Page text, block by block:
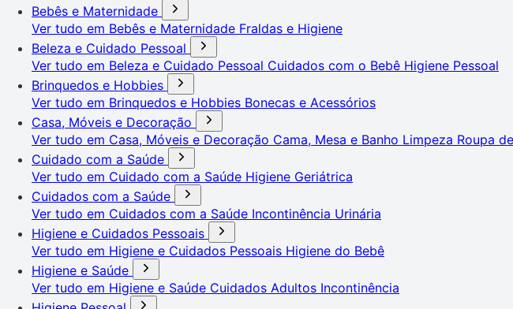
Bebês e Maternidade
Ver tudo em Bebês e Maternidade Fraldas e Higiene
Beleza e Cuidado Pessoal
Ver tudo em Beleza e Cuidado Pessoal Cuidados com o Bebê Higiene Pessoal
Brinquedos e Hobbies
Ver tudo em Brinquedos e Hobbies Bonecas e Acessórios
Casa, Móveis e Decoração
Ver tudo em Casa, Móveis e Decoração Cama, Mesa e Banho Limpeza Roupa
Cuidado com a Saúde
Ver tudo em Cuidado com a Saúde Higiene Geriátrica
Cuidados com a Saúde
Ver tudo em Cuidados com a Saúde Incontinência Urinária
Higiene e Cuidados Pessoais
Ver tudo em Higiene e Cuidados Pessoais Higiene do Bebê
Higiene e Saúde
Ver tudo em Higiene e Saúde Cuidados Adultos Incontinência